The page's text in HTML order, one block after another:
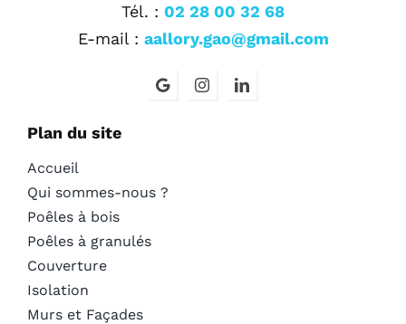
Plan du site
Accueil
Qui sommes-nous ?
Poêles à bois
Poêles à granulés
Couverture
Isolation
Murs et Façades
Tél. : 02 28 00 32 68
E-mail : aallory.gao@gmail.com